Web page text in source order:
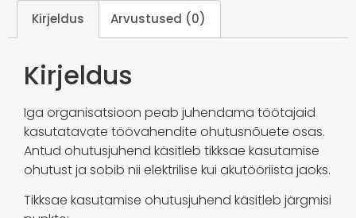
Kirjeldus Arvustused (0)
Kirjeldus
Iga organisatsioon peab juhendama töötajaid
kasutatavate töövahendite ohutusnõuete osas.
Antud ohutusjuhend käsitleb tikksae kasutamise
ohutust ja sobib nii elektrilise kui akutööriista jaoks.
Tikksae kasutamise ohutusjuhend käsitleb järgmisi